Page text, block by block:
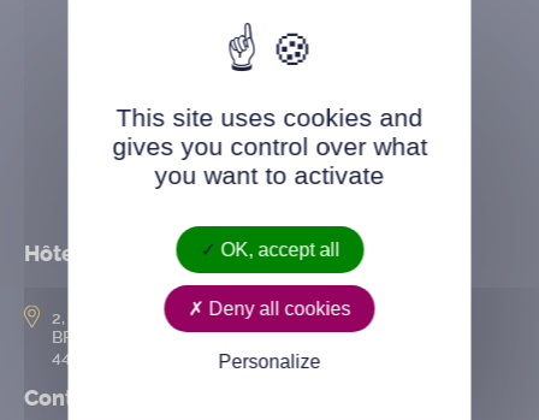
Hôtel de ville
2, rue de l’Hôtel-de-Ville
BP 50167
44802 Saint-Herblain cedex
Contact
This site uses cookies and
gives you control over what
you want to activate
OK, accept all
Deny all cookies
Personalize